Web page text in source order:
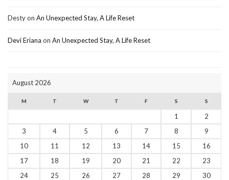
Destyon An Unexpected Stay, A Life Reset
Devi Eriana on An Unexpected Stay, A Life Reset
August 2026
M T W T F S S
1
2
3
4 5 6 7 8
9
10
11 12 13 14 15
16
17
18 19 20 21 22
23
24
25 26 27 28 29
30